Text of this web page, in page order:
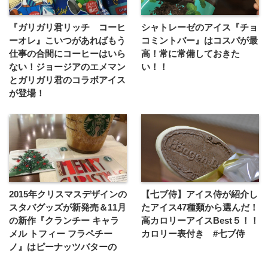
『ガリガリ君リッチ コーヒ
ーオレ』こいつがあればもう
仕事の合間にコーヒーはいら
ない！ジョージアのエメマン
とガリガリ君のコラボアイス
が登場！
シャトレーゼのアイス『チョ
コミントバー』はコスパが最
高！常に常備しておきた
い！！
2015年クリスマスデザインの
スタバグッズが新発売＆11月
の新作『クランチー キャラ
メル トフィー フラペチー
ノ』はピーナッツバターの
【七ブ侍】アイス侍が紹介し
たアイス47種類から選んだ！
高カロリーアイスBest５！！
カロリー表付き #七ブ侍